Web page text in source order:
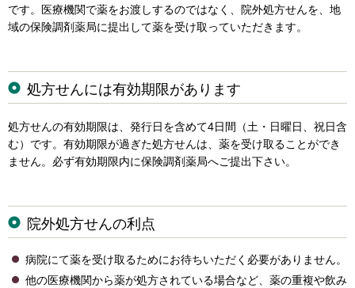
です。医療機関で薬をお渡しするのではなく、院外処方せんを、地
域の保険調剤薬局に提出して薬を受け取っていただきます。
処方せんには有効期限があります
処方せんの有効期限は、発行日を含めて4日間（土・日曜日、祝日含
む）です。有効期限が過ぎた処方せんは、薬を受け取ることができ
ません。必ず有効期限内に保険調剤薬局へご提出下さい。
院外処方せんの利点
病院にて薬を受け取るためにお待ちいただく必要がありません。
他の医療機関から薬が処方されている場合など、薬の重複や飲み